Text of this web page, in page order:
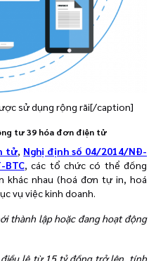
sử dụng rộng rãi[/caption]
tư 39 hóa đơn điện tử
tử, Nghị định số 04/2014/NĐ-
, các tổ chức có thể đồng
nhau (hoá đơn tự in, hoá
vụ việc kinh doanh.
thành lập hoặc đang hoạt động
lệ từ 15 tỷ đồng trở lên, tính